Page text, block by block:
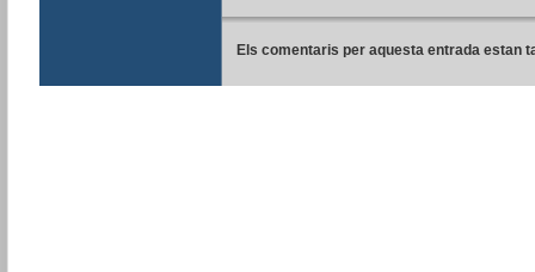
Els comentaris per aquesta entrada estan